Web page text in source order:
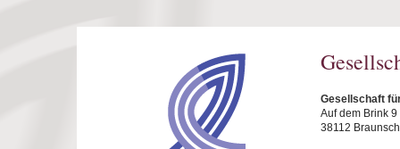
Gesellschaft
Auf dem Brink 9
38112